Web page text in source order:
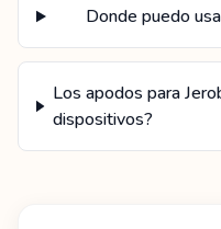
Donde puedo
Los apodos para
dispositivos?